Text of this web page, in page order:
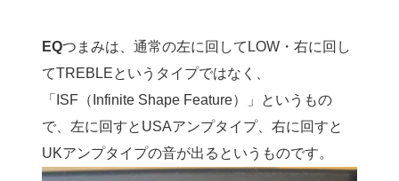
EQつまみは、通常の左に回してLOW・右に回し
てTREBLEというタイプではなく、
「ISF（Infinite Shape Feature）」というもの
で、左に回すとUSAアンプタイプ、右に回すと
UKアンプタイプの音が出るというものです。